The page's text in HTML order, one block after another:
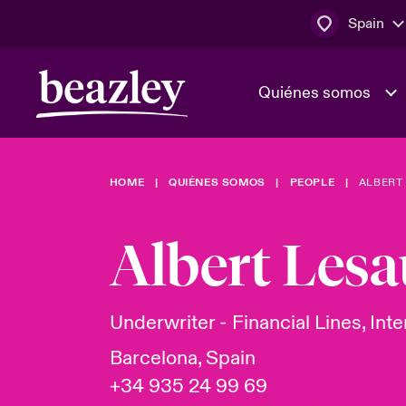
Spain
Quiénes somos
Quiénes somos
El Consejo
Trabaja
Ver más novedades
En portada
tecnológica
Área de clientes
Clientes
HOME QUIÉNES SOMOS PEOPLE ALBERT
Albert
Underwriter - Financial Lines,
Barcelona, Spain
+34 935 24 99 69